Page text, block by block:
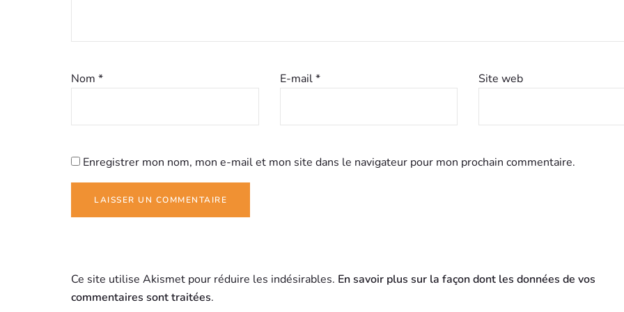
Nom * E-mail* Site web
Enregistrer mon nom, mon e-mail et mon site dans le navigateur pour mon prochain commentaire.
Ce site utilise Akismet pour réduire les indésirables. En savoir plus sur la façon dont les données de vos
commentaires sont traitées.